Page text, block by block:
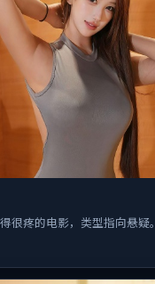
很疼的电影，类型指向悬疑。